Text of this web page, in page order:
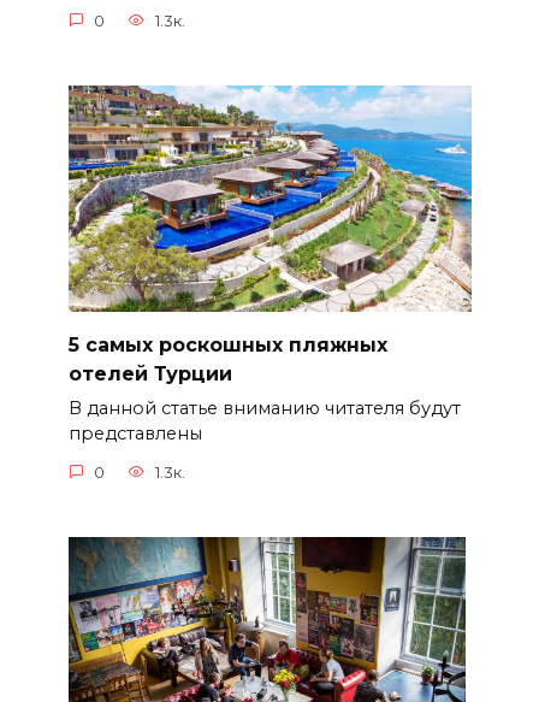
0 1.3к.
5 самых роскошных пляжных
отелей Турции
В данной статье вниманию читателя будут
представлены
0 1.3к.